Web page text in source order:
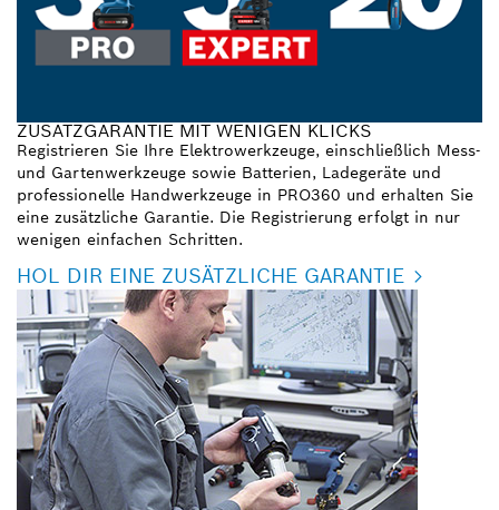
ZUSATZGARANTIE MIT WENIGEN KLICKS
Registrieren Sie Ihre Elektrowerkzeuge, einschließlich Mess-
und Gartenwerkzeuge sowie Batterien, Ladegeräte und
professionelle Handwerkzeuge in PRO360 und erhalten Sie
eine zusätzliche Garantie. Die Registrierung erfolgt in nur
wenigen einfachen Schritten.
HOL DIR EINE ZUSÄTZLICHE GARANTIE